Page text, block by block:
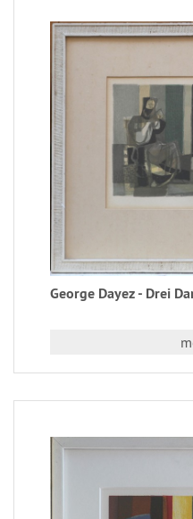
George Dayez - Drei